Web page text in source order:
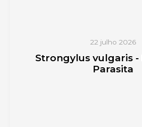
22 julho 2026
Strongylus vulgaris -
Parasita